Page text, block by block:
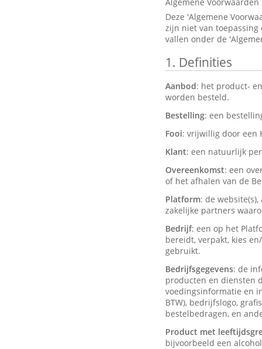
Deze 'Algemene
zijn niet van toepassing
vallen onder de
1. Definities
Aanbod: het product-
worden besteld.
Bestelling: een
Fooi: vrijwillig door een
Klant: een natuurlijk
Overeenkomst: een
of het afhalen van de
Platform: de
zakelijke partners
Bedrijf: een op het
bereidt, verpakt, kies
gebruikt.
Bedrijfsgegevens: de
producten en diensten
voedingsinformatie en
BTW), bedrijfslogo,
bestelbedragen, en
Product met
bijvoorbeeld een